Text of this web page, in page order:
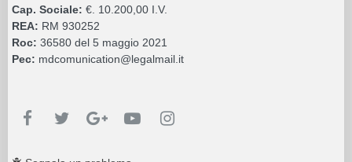
Cap. Sociale: €. 10.200,00 I.V.
REA: RM 930252
Roc: 36580 del 5 maggio 2021
Pec: mdcomunication@legalmail.it